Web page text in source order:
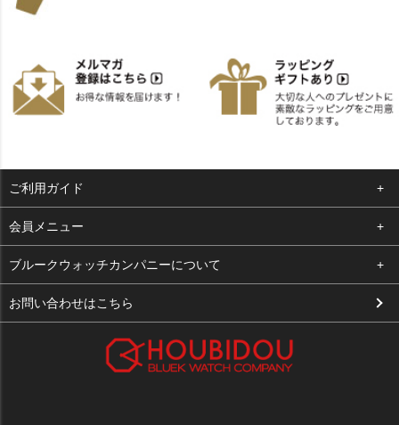
ご利用ガイド
よくある質問
支払い・送料
お客様の声
会員メニュー
ログイン
お気に入り
ブルークウォッチカンパニーについて
会社概要
お問い合わせはこちら